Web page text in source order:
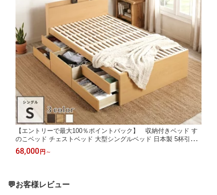
【エントリーで最大100％ポイントバック】 収納付きベッド す
のこベッド チェストベッド 大型シングルベッド 日本製 5杯引出
BOX型 収納付き 収納 すのこ お布団 薄型カウンター 省スペース
ベッド 収納 ベッドフレーム コンセント スライドレール シングル
68,000円 ～
💬お客様レビュー